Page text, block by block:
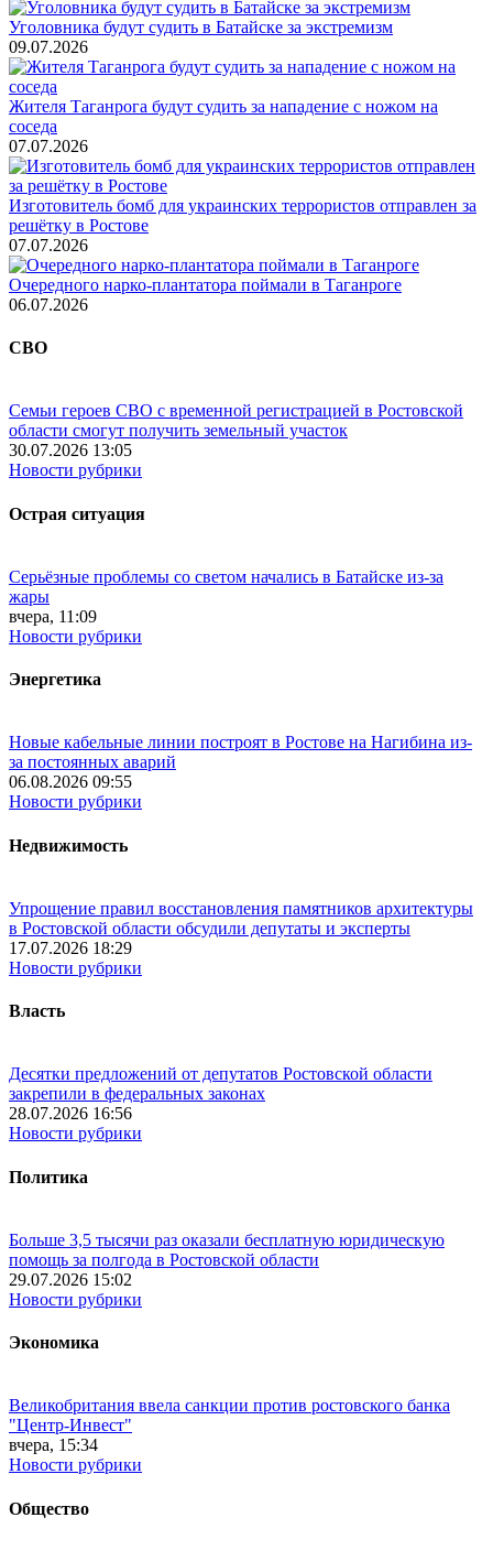
Уголовника будут судить в Батайске за экстремизм
09.07.2026
Жителя Таганрога будут судить за нападение с ножом на
соседа
07.07.2026
Изготовитель бомб для украинских террористов отправлен за
решётку в Ростове
07.07.2026
Очередного нарко-плантатора поймали в Таганроге
06.07.2026
СВО
Семьи героев СВО с временной регистрацией в Ростовской
области смогут получить земельный участок
30.07.2026 13:05
Новости рубрики
Острая ситуация
Серьёзные проблемы со светом начались в Батайске из-за
жары
вчера, 11:09
Новости рубрики
Энергетика
Новые кабельные линии построят в Ростове на Нагибина из-
за постоянных аварий
06.08.2026 09:55
Новости рубрики
Недвижимость
Упрощение правил восстановления памятников архитектуры
в Ростовской области обсудили депутаты и эксперты
17.07.2026 18:29
Новости рубрики
Власть
Десятки предложений от депутатов Ростовской области
закрепили в федеральных законах
28.07.2026 16:56
Новости рубрики
Политика
Больше 3,5 тысячи раз оказали бесплатную юридическую
помощь за полгода в Ростовской области
29.07.2026 15:02
Новости рубрики
Экономика
Великобритания ввела санкции против ростовского банка
"Центр-Инвест"
вчера, 15:34
Новости рубрики
Общество